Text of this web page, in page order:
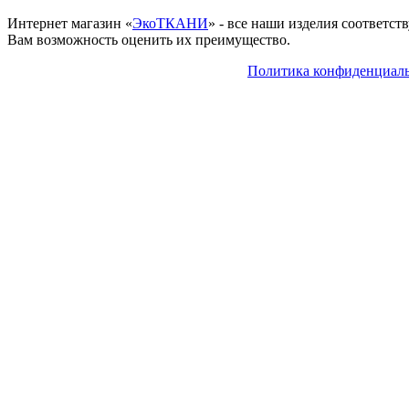
Интернет магазин «ЭкоТКАНИ» - все наши изделия
Вам возможность оценить их преимущество.
Политика